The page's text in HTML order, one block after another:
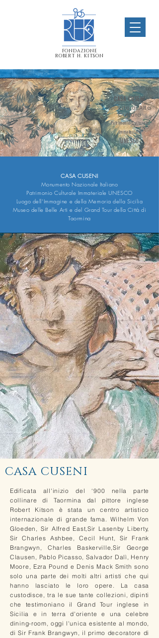
FONDAZIONE
ROBERT H. KITSON
CASA CUSENI
Istituto di Alta
Cultura
Patrimonio Culturale
Immateriale
UNESCO
CASA CUSENI
Monumento Nazionale Italiano
Patrimonio Culturale Immateriale UNESCO
Luogo dell’Immagine e della Memoria della Sicilia
Museo delle Belle Arti e del Grand Tour della Città di
Taormina
CASA CUSENI
Edificata all'inizio del ‘900 nella parte
collinare di Taormina dal pittore inglese
Robert Kitson è stata un centro artistico
internazionale di grande fama. Wilhelm Von
Gloeden, Sir Alfred East,Sir Lasenby Liberty,
Sir Charles Ashbee, Cecil Hunt, Sir Frank
Brangwyn, Charles Baskerville,Sir George
Clausen, Pablo Picasso, Salvador Dalì, Henry
Moore, Ezra Pound e Denis Mack Smith sono
solo una parte dei molti altri artisti che qui
hanno lasciato le loro opere. La casa
custodisce, tra le sue tante collezioni, dipinti
che testimoniano il Grand Tour inglese in
Sicilia e in terra d'oriente e una celebre
dining-room, oggi l'unica esistente al mondo,
di Sir Frank Brangwyn, il primo decoratore di